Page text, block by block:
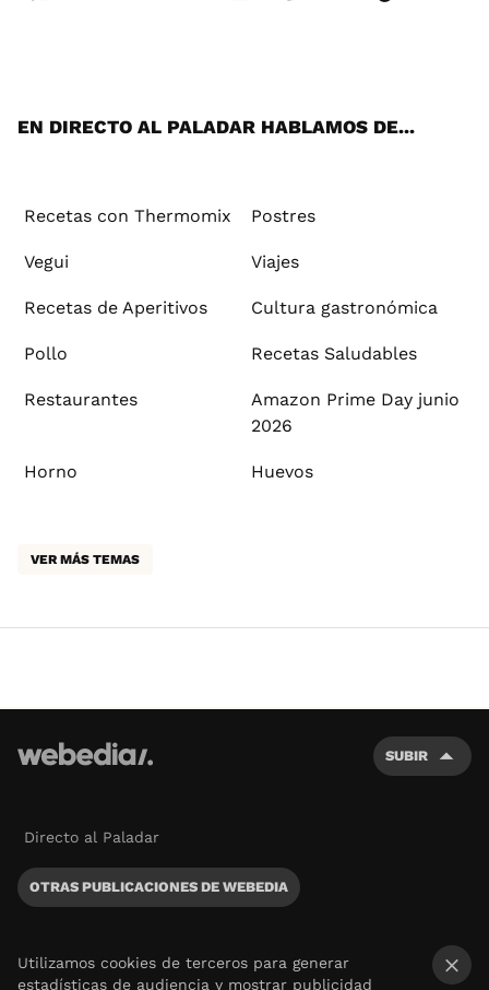
EN DIRECTO AL PALADAR HABLAMOS DE...
Recetas con Thermomix Postres
Vegui Viajes
Recetas de Aperitivos Cultura gastronómica
Pollo Recetas Saludables
Restaurantes
Amazon Prime Day junio
2026
Horno Huevos
VER MÁS TEMAS
SUBIR
Directo al Paladar
OTRAS PUBLICACIONES DE WEBEDIA
Utilizamos cookies de terceros para generar
estadísticas de audiencia y mostrar publicidad